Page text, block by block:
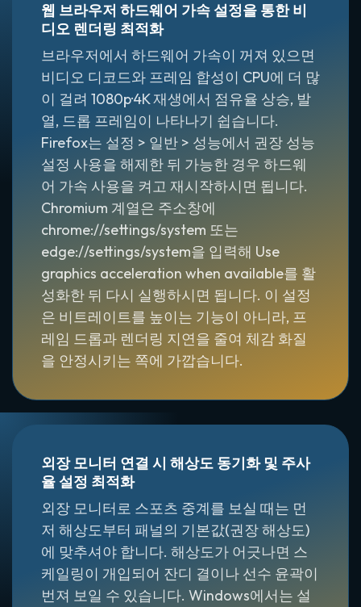
웹 브라우저 하드웨어 가속 설정을 통한 비
디오 렌더링 최적화
브라우저에서 하드웨어 가속이 꺼져 있으면
비디오 디코드와 프레임 합성이 CPU에 더 많
이 걸려 1080p·4K 재생에서 점유율 상승, 발
열, 드롭 프레임이 나타나기 쉽습니다.
Firefox는 설정 > 일반 > 성능에서 권장 성능
설정 사용을 해제한 뒤 가능한 경우 하드웨
어 가속 사용을 켜고 재시작하시면 됩니다.
Chromium 계열은 주소창에
chrome://settings/system 또는
edge://settings/system을 입력해 Use
graphics acceleration when available를 활
성화한 뒤 다시 실행하시면 됩니다. 이 설정
은 비트레이트를 높이는 기능이 아니라, 프
레임 드롭과 렌더링 지연을 줄여 체감 화질
을 안정시키는 쪽에 가깝습니다.
외장 모니터 연결 시 해상도 동기화 및 주사
율 설정 최적화
외장 모니터로 스포츠 중계를 보실 때는 먼
저 해상도부터 패널의 기본값(권장 해상도)
에 맞추셔야 합니다. 해상도가 어긋나면 스
케일링이 개입되어 잔디 결이나 선수 윤곽이
번져 보일 수 있습니다. Windows에서는 설